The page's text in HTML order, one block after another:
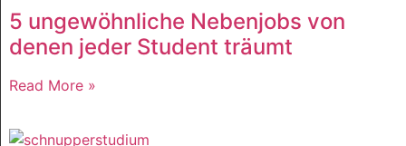
5 ungewöhnliche Nebenjobs von
denen jeder Student träumt
Read More »